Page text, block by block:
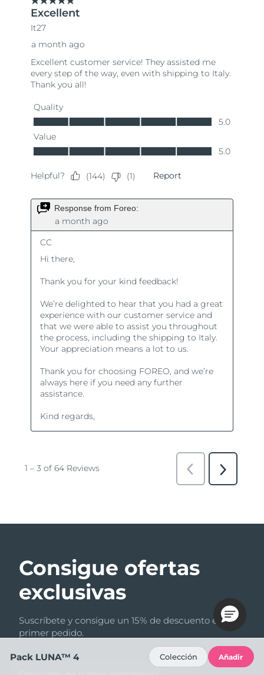
Consigue ofertas
exclusivas
Suscríbete y consigue un 15% de descuento en tu
primer pedido.
Pack LUNA™ 4 Colección Añadir